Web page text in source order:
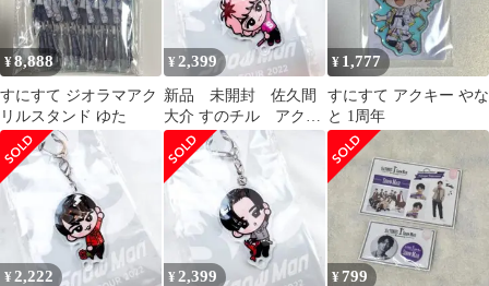
¥8,888
すにすて ジオラマアク
リルスタンド ゆた
¥2,399
新品 未開封 佐久間
大介 すのチル アクリ
ルキーホルダー S-3
¥ 1,777
すにすて アクキー やな
と 1周年
¥2,222 ¥2,399 ¥ 799